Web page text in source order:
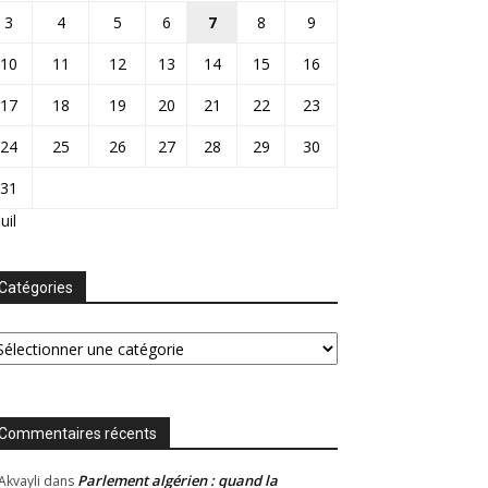
3
4 5 6 7 8
9
10
11 12 13 14 15
16
17
18 19 20 21 22
23
24
25 26 27 28 29
30
31
récents
dans Parlement algérien : quand la